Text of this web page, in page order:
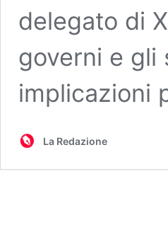
delegato di
governi e gli
implicazioni
La Redazione